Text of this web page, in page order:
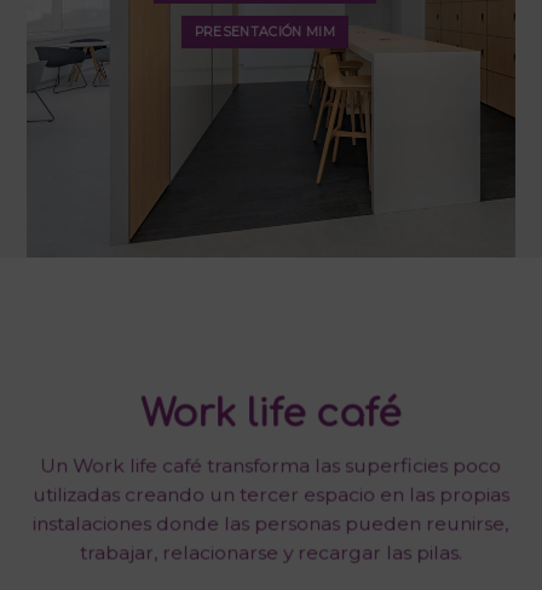
PRESENTACIÓN MIM
Work life café
Un Work life café transforma las superficies poco
utilizadas creando un tercer espacio en las propias
instalaciones donde las personas pueden reunirse,
trabajar, relacionarse y recargar las pilas.